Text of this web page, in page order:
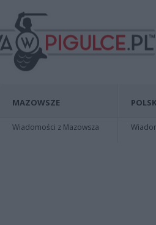
MAZOWSZE
Wiadomości z Mazowsza